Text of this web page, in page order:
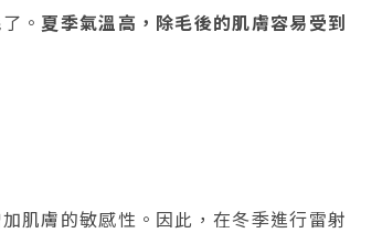
。 夏季氣溫高，除毛後的肌膚容易受到
肌膚的敏感性。因此，在冬季進行雷射